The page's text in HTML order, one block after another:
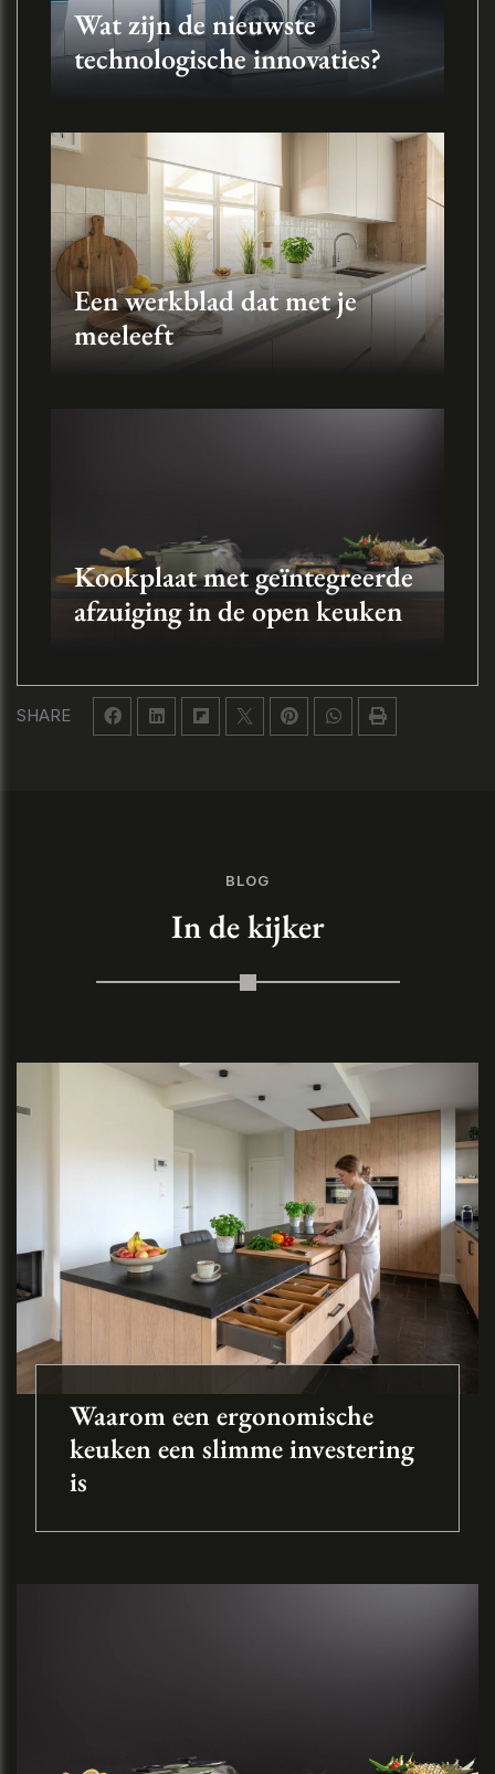
SHARE
Wat zijn de nieuwste
technologische innovaties?
Een werkblad dat met je
meeleeft
Kookplaat met geïntegreerde
afzuiging in de open keuken
BLOG
In de kijker
Waarom een ergonomische
keuken een slimme investering
is